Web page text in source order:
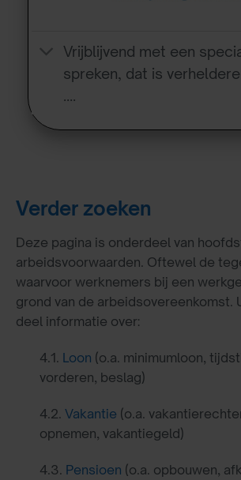
Vrijblijvend met een
spreken, dat is
….
Verder zoeken
Deze pagina is onderdeel van
arbeidsvoorwaarden. Oftewel de
waarvoor werknemers bij een
grond van de arbeidsovereenkomst.
deel informatie over:
4.1. Loon (o.a. minimumloon,
vorderen, beslag)
4.2. Vakantie (o.a.
opnemen, vakantiegeld)
4.3. Pensioen (o.a. opbouwen,